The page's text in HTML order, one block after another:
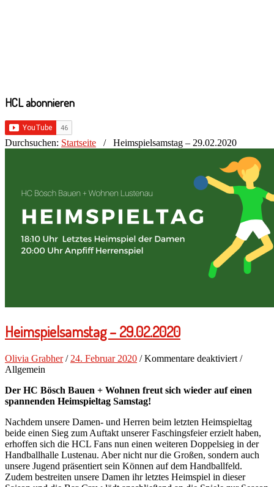
HCL abonnieren
Durchsuchen: Startseite / Heimspielsamstag – 29.02.2020
Heimspielsamstag – 29.02.2020
Olivia Grabher/ 24. Februar 2020 /Kommentare deaktiviertfür
/
Allgemein
Der HC Bösch Bauen + Wohnen freut sich wieder auf einen
spannenden Heimspieltag Samstag!
Nachdem unsere Damen- und Herren beim letzten Heimspieltag
beide einen Sieg zum Auftakt unserer Faschingsfeier erzielt haben,
erhoffen sich die HCL Fans nun einen weiteren Doppelsieg in der
Handballhalle Lustenau. Aber nicht nur die Großen, sondern auch
unsere Jugend präsentiert sein Können auf dem Handballfeld.
Zudem bestreiten unsere Damen ihr letztes Heimspiel in dieser